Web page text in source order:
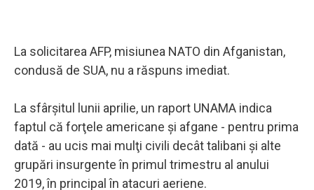
La solicitarea AFP, misiunea NATO din Afganistan,
condusă de SUA, nu a răspuns imediat.
La sfârşitul lunii aprilie, un raport UNAMA indica
faptul că forţele americane şi afgane - pentru prima
dată - au ucis mai mulţi civili decât talibani şi alte
grupări insurgente în primul trimestru al anului
2019, în principal în atacuri aeriene.